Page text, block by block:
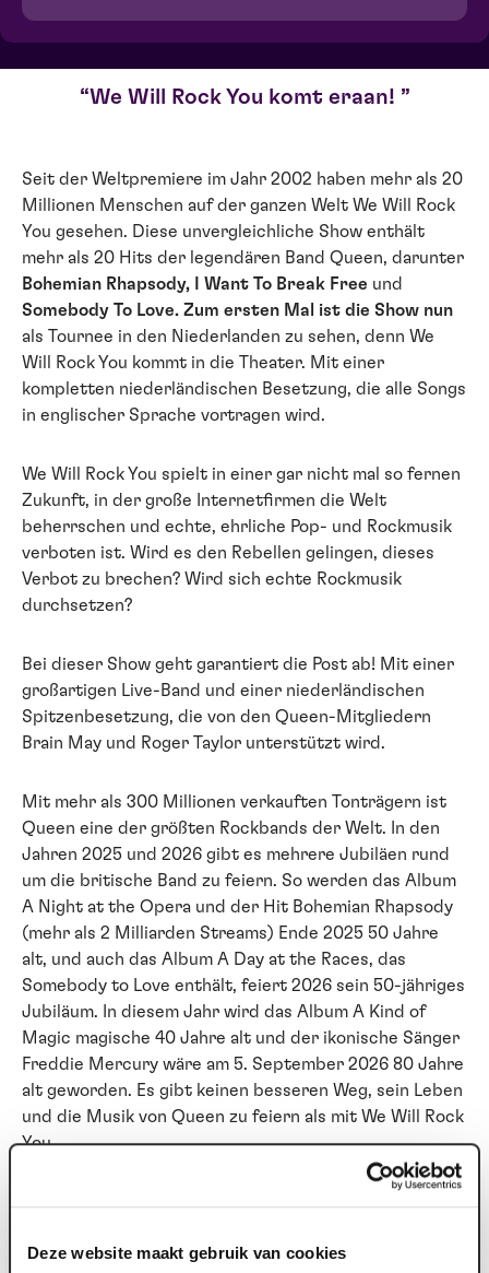
Deze website maakt gebruik van cookies
We Will Rock You komt eraan!
Seit der Weltpremiere im Jahr 2002 haben mehr als 20
Millionen Menschen auf der ganzen Welt We Will Rock
You gesehen. Diese unvergleichliche Show enthält
mehr als 20 Hits der legendären Band Queen, darunter
Bohemian Rhapsody, I Want To Break Free und
Somebody To Love. Zum ersten Mal ist die Show nun
als Tournee in den Niederlanden zu sehen, denn We
Will Rock You kommt in die Theater. Mit einer
kompletten niederländischen Besetzung, die alle Songs
in englischer Sprache vortragen wird.
We Will Rock You spielt in einer gar nicht mal so fernen
Zukunft, in der große Internetfirmen die Welt
beherrschen und echte, ehrliche Pop- und Rockmusik
verboten ist. Wird es den Rebellen gelingen, dieses
Verbot zu brechen? Wird sich echte Rockmusik
durchsetzen?
Bei dieser Show geht garantiert die Post ab! Mit einer
großartigen Live-Band und einer niederländischen
Spitzenbesetzung, die von den Queen-Mitgliedern
Brain May und Roger Taylor unterstützt wird.
Mit mehr als 300 Millionen verkauften Tonträgern ist
Queen eine der größten Rockbands der Welt. In den
Jahren 2025 und 2026 gibt es mehrere Jubiläen rund
um die britische Band zu feiern. So werden das Album
A Night at the Opera und der Hit Bohemian Rhapsody
(mehr als 2 Milliarden Streams) Ende 2025 50 Jahre
alt, und auch das Album A Day at the Races, das
Somebody to Love enthält, feiert 2026 sein 50-jähriges
Jubiläum. In diesem Jahr wird das Album A Kind of
Magic magische 40 Jahre alt und der ikonische Sänger
Freddie Mercury wäre am 5. September 2026 80 Jahre
alt geworden. Es gibt keinen besseren Weg, sein Leben
und die Musik von Queen zu feiern als mit We Will Rock
You.
(Scaramouche), Nyassa Alberta (Killer Queen), Brecht